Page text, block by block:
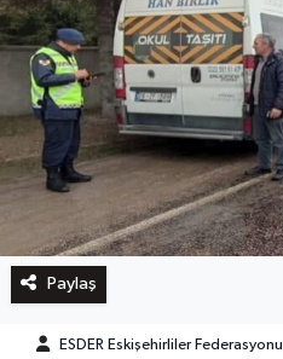
Paylaş
ESDER Eskişehirliler Federasyonu